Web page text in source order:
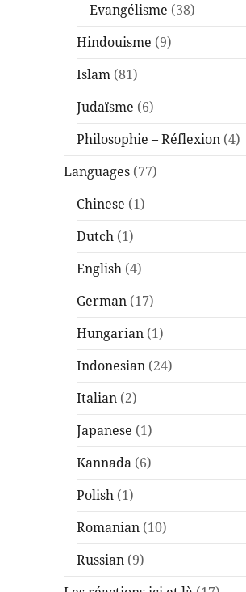
Evangélisme (38)
Hindouisme (9)
Islam (81)
Judaïsme (6)
Philosophie – Réflexion (4)
Languages (77)
Chinese (1)
Dutch (1)
English (4)
German (17)
Hungarian (1)
Indonesian (24)
Italian (2)
Japanese (1)
Kannada (6)
Polish (1)
Romanian (10)
Russian (9)